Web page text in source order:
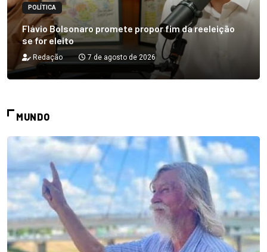
POLÍTICA
Flávio Bolsonaro promete propor fim da reeleição
se for eleito
Redação 7 de agosto de 2026
MUNDO